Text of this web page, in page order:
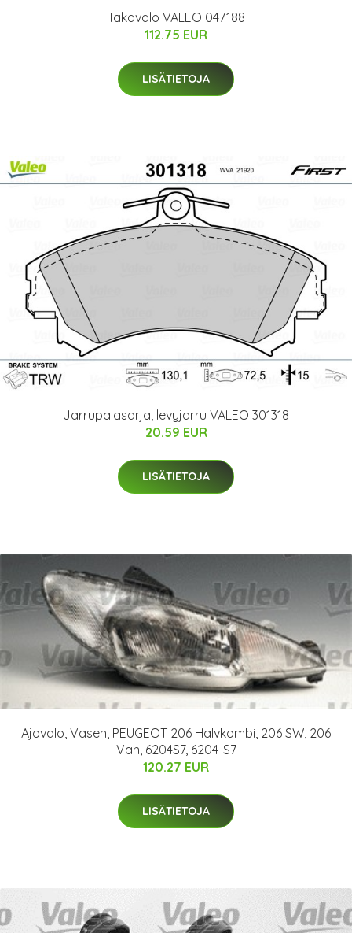
Takavalo VALEO 047188
112.75 EUR
LISÄTIETOJA
Jarrupalasarja, levyjarru VALEO 301318
20.59 EUR
LISÄTIETOJA
Ajovalo, Vasen, PEUGEOT 206 Halvkombi, 206 SW, 206
Van, 6204S7, 6204-S7
120.27 EUR
LISÄTIETOJA